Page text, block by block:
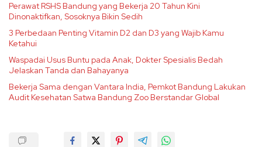
Perawat RSHS Bandung yang Bekerja 20 Tahun Kini
Dinonaktifkan, Sosoknya Bikin Sedih
3 Perbedaan Penting Vitamin D2 dan D3 yang Wajib Kamu
Ketahui
Waspadai Usus Buntu pada Anak, Dokter Spesialis Bedah
Jelaskan Tanda dan Bahayanya
Bekerja Sama dengan Vantara India, Pemkot Bandung Lakukan
Audit Kesehatan Satwa Bandung Zoo Berstandar Global